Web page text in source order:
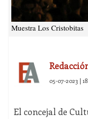
Muestra Los Cristobitas
05-07-2023 |
El concejal de